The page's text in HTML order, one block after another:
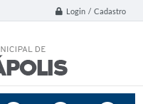
Login / Cadastro